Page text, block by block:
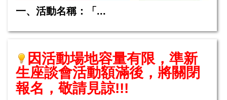
一、活動名稱：「...
因活動場地容量有限，準新
生座談會活動額滿後，將關閉
報名，敬請見諒!!!